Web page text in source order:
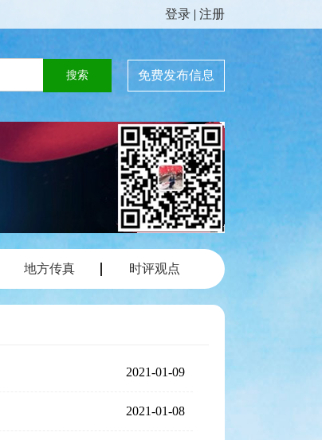
登录 | 注册
免费发布信息
地方传真 时评观点
2021-01-09
2021-01-08